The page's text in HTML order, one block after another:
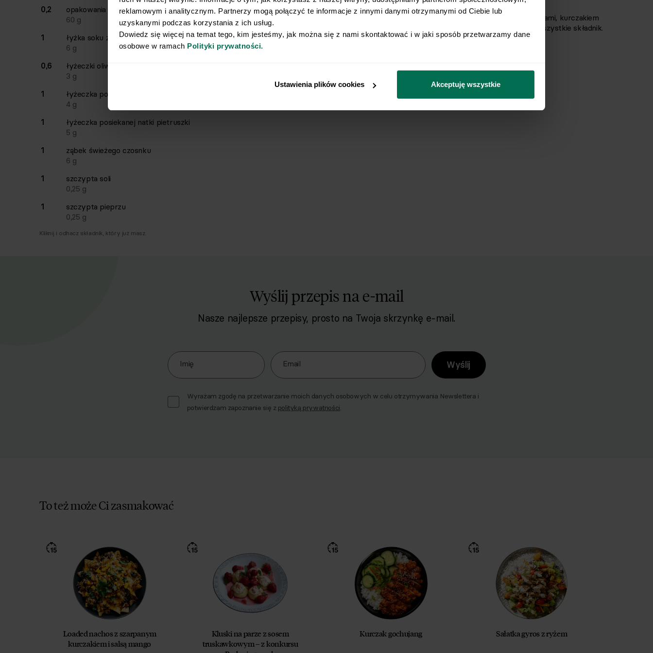
reklamowym i analitycznym. Partnerzy mogą połączyć te informacje z innymi danymi otrzymanymi od Ciebie lub
uzyskanymi podczas korzystania z ich usług.
Dowiedz się więcej na temat tego, kim jesteśmy, jak można się z nami skontaktować i w jaki sposób przetwarzamy dane
osobowe w ramach Polityki prywatności.
Ustawienia plików cookies Akceptuję wszystkie
0,2 opakowania
jogurtu naturalnego 2%
60 g
1
łyżka soku z cytryny
6 g
0,6
łyżeczki oliwy z oliwek
3 g
1
łyżeczka posiekanego koperku
4g
1
łyżeczka posiekanej natki pietruszki
5 g
1
ząbek świeżego czosnku
6 g
1
szczypta soli
0,25 g
1
szczypta pieprzu
0,25 g
Kliknij i odhacz składnik, który już masz.
Ugotowany makaron mieszamy w dużej misce z upieczonymi warzywami, kurczakiem
oraz sosem ziołowym. Mieszamy bardzo dokładnie, aby sos oblepił wszystkie składnik.
Wyślij przepis na e-mail
Nasze najlepsze przepisy, prosto na Twoja skrzynkę e-mail.
Zapisz się do naszego Newslettera
Imię Email Wyślij
Wyrażam zgodę na przetwarzanie moich danych osobowych w celu otrzymywania Newslettera i
potwierdzam zapoznanie się z polityką prywatności.
To też może Ci zasmakować
Loaded nachos z szarpanym
kurczakiem i salsą mango
Kluski na parze z sosem
truskawkowym – z konkursu
Kurczak gochujang Sałatka gyros z ryżem